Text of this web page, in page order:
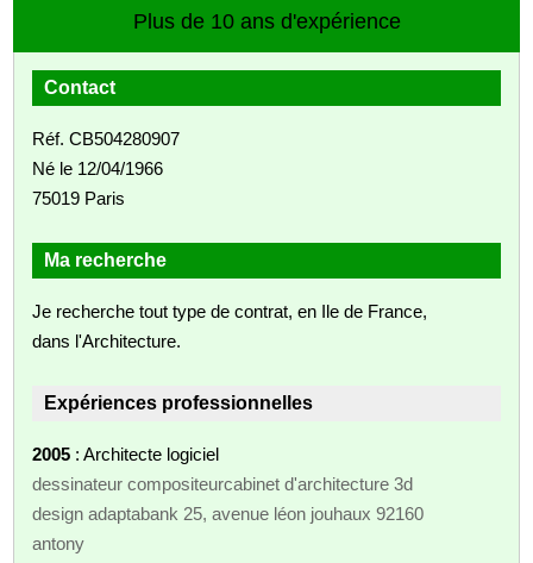
Plus de 10 ans d'expérience
Contact
Réf. CB504280907
Né le 12/04/1966
75019 Paris
Ma recherche
Je recherche tout type de contrat, en Ile de France,
dans l'Architecture.
Expériences professionnelles
2005 : Architecte logiciel
dessinateur compositeurcabinet d'architecture 3d
design adaptabank 25, avenue léon jouhaux 92160
antony